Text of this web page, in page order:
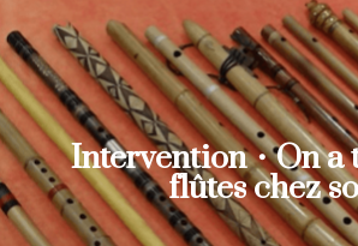
Intervention・On a
flûtes chez